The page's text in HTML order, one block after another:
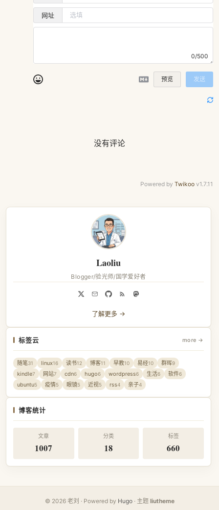
网址
0/500
预览 发送
没有评论
Powered by Twikoo v1.7.11
Laoliu
Blogger/验光师/国学爱好者
了解更多 →
标签云 more →
随笔31 linux16 读书12 博客11 早教10 易经10 群晖9
kindle7 网站7 cdn6 hugo6 wordpress6 生活6 软件6
ubuntu5 疫情5 眼镜5 近视5 rss4 亲子4
博客统计
文章
1007
分类
18
标签
660
© 2026 老刘 · Powered by Hugo· 主题 liutheme